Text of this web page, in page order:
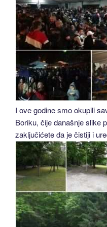
I ove godine smo okupili
Boriku, čije današnje slike
zaključićete da je čistiji i